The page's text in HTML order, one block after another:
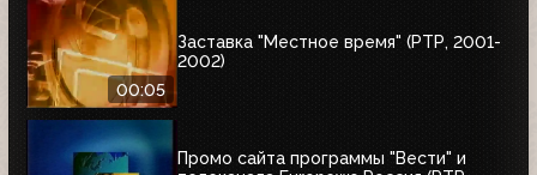
00:05
Заставка "Местное время" (РТР, 2001-
2002)
Промо сайта программы "Вести" и